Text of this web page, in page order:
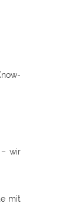
– wir
mit